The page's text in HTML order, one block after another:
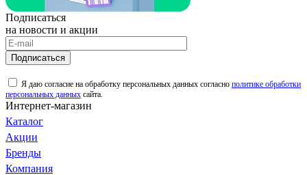
Подписаться
на новости и акции
Подписаться
Я даю согласие на обработку персональных данных согласно политике обработки
персональных данных сайта.
Интернет-магазин
Каталог
Акции
Бренды
Компания